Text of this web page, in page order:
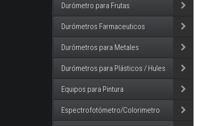
Durómetro para Frutas
Durómetros Farmaceuticos
Durómetros para Metales
Durómetros para Plásticos / Hules
Equipos para Pintura
Espectrofotómetro/Colorimetro